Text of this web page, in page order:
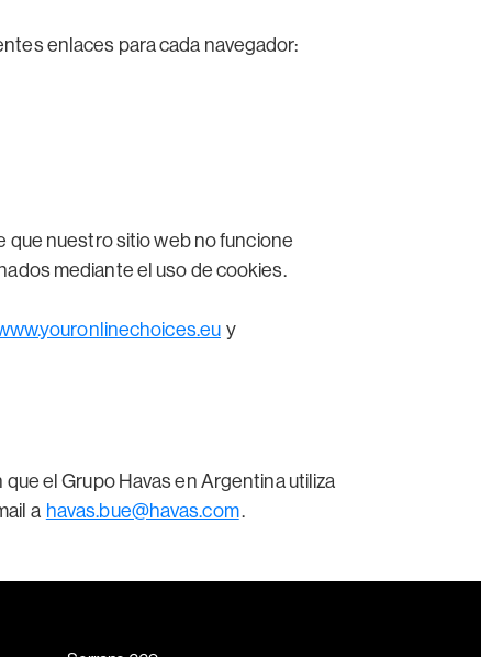
enlaces para cada navegador:
que nuestro sitio web no funcione
mediante el uso de cookies.
y
el Grupo Havas en Argentina utiliza
a havas.bue@havas.com.